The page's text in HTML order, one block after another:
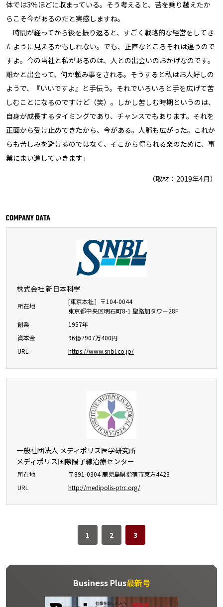
体では3％ほどに収まっている。そう考えると、苦を乗り越えたか
らこそ今があるのだと実感しますね。
時間が経ってから後を振り返ると、すごく戦略的な経営をしてき
たように見えるかもしれない。でも、正直なところそれは違うので
すよ。今の当社と私があるのは、人との出会いのおかげなのです。
誰かと出会って、何か頼み事をされる。そうすると私はお人好しの
ようで、『いいですよ』と手伝う。それでいろいろと手を広げて苦
しむことになるのですけど（笑）。しかし苦しむ時期というのは、
自身が成長するタイミングであり、チャンスでもあります。それを
正面から受け止めてきたから、今がある。人脈も広がった。これか
らも苦しみを避けるのではなく、そこから得られる楽のために、事
業にまい進していきます」
（取材：2019年4月）
株式会社 新日本科学
所在地
[東京本社］〒104-0044
東京都中央区明石町8-1 聖路加タワー28F
創業
1957年
資本金
96億7907万400円
URL
https://www.snbl.co.jp/
一般社団法人 メディポリス医学研究所
メディポリス国際陽子線治療センター
所在地
〒891-0304 鹿児島県指宿市東方4423
URL
http://medipolis-ptrc.org/
1 2 3
Business Plus最新号